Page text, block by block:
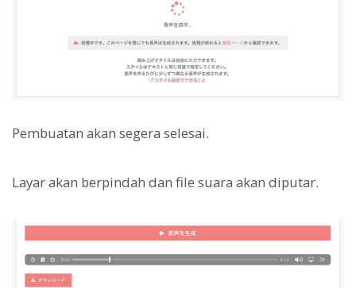
Pembuatan akan segera selesai.
Layar akan berpindah dan file suara akan diputar.